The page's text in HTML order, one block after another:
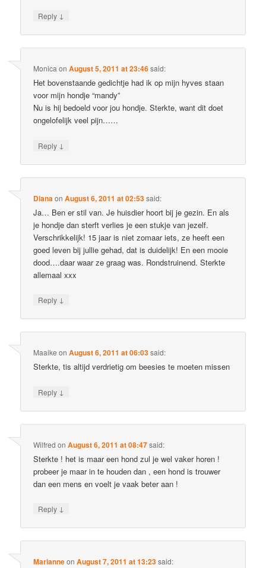
Reply ↓
Monica onAugust 5, 2011 at 23:46said:
Het bovenstaande gedichtje had ik op mijn hyves staan
voor mijn hondje “mandy”
Nu is hij bedoeld voor jou hondje. Sterkte, want dit doet
ongelofelijk veel pijn……
Reply ↓
DianaonAugust 6, 2011 at 02:53said:
Ja… Ben er stil van. Je huisdier hoort bij je gezin. En als
je hondje dan sterft verlies je een stukje van jezelf.
Verschrikkelijk! 15 jaar is niet zomaar iets, ze heeft een
goed leven bij jullie gehad, dat is duidelijk! En een mooie
dood….daar waar ze graag was. Rondstruinend. Sterkte
allemaal xxx
Reply ↓
Maaike onAugust 6, 2011 at 06:03said:
Sterkte, tis altijd verdrietig om beesies te moeten missen
Reply ↓
Wilfred onAugust 6, 2011 at 08:47said:
Sterkte ! het is maar een hond zul je wel vaker horen !
probeer je maar in te houden dan , een hond is trouwer
dan een mens en voelt je vaak beter aan !
Reply ↓
MarianneonAugust 7, 2011 at 13:23said: